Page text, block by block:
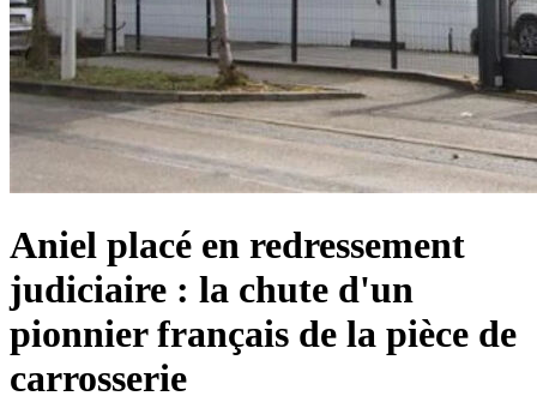
Aniel placé en redressement
judiciaire : la chute d'un
pionnier français de la pièce de
carrosserie